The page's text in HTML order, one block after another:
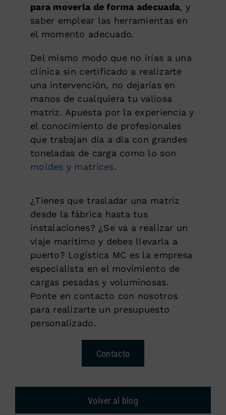
para moverla de forma adecuada, y
saber emplear las herramientas en
el momento adecuado.
Del mismo modo que no irías a una
clínica sin certificado a realizarte
una intervención, no dejarías en
manos de cualquiera tu valiosa
matriz. Apuesta por la experiencia y
el conocimiento de profesionales
que trabajan día a día con grandes
toneladas de carga como lo son
moldes y matrices.
¿Tienes que trasladar una matriz
desde la fábrica hasta tus
instalaciones? ¿Se va a realizar un
viaje marítimo y debes llevarla a
puerto? Logística MC es la empresa
especialista en el movimiento de
cargas pesadas y voluminosas.
Ponte en contacto con nosotros
para realizarte un presupuesto
personalizado.
Contacto
Volver al blog